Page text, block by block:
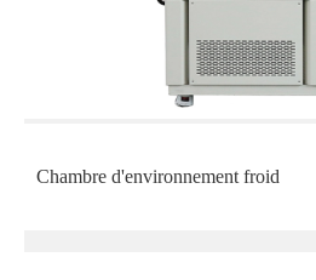
Chambre d'environnement froid